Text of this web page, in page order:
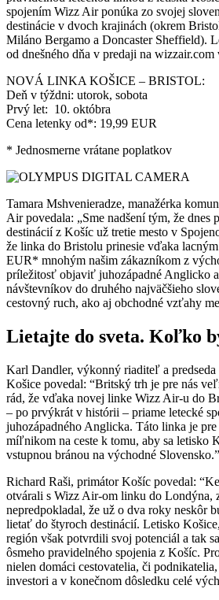
spojením Wizz Air ponúka zo svojej
destinácie v dvoch krajinách (okrem
Miláno Bergamo a Doncaster Sheffield).
od dnešného dňa v predaji na
NOVÁ LINKA KOŠICE – BRISTOL:
Deň v týždni: utorok, sobota
Prvý let: 10. októbra
Cena letenky od*: 19,99 EUR
* Jednosmerne vrátane poplatkov
Tamara Mshvenieradze, manažérka
Air povedala: „Sme nadšení tým, že dnes
destinácií z Košíc už tretie mesto v
že linka do Bristolu prinesie vďaka
EUR* mnohým našim zákazníkom z
príležitosť objaviť juhozápadné Anglicko
návštevníkov do druhého najväčšieho
cestovný ruch, ako aj obchodné vzťahy
Lietajte do sveta. Koľko
Karl Dandler, výkonný riaditeľ a predseda
Košice povedal: “Britský trh je pre nás
rád, že vďaka novej linke Wizz Air-u do
– po prvýkrát v histórii – priame letecké
juhozápadného Anglicka. Táto linka je
míľnikom na ceste k tomu, aby sa letisko
vstupnou bránou na východné Slovensko.”
Richard Raši, primátor Košíc povedal:
otvárali s Wizz Air-om linku do Londýna,
nepredpokladal, že už o dva roky neskôr
lietať do štyroch destinácií. Letisko
región však potvrdili svoj potenciál a tak
ôsmeho pravidelného spojenia z Košíc.
nielen domáci cestovatelia, či
investori a v konečnom dôsledku celé